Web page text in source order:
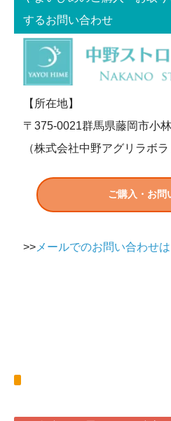
するお問い合わせ
【所在地】
〒375-0021群馬県藤岡市小
（株式会社中野アグリラボラ
ご購入・お問
>>メールでのお問い合わせ